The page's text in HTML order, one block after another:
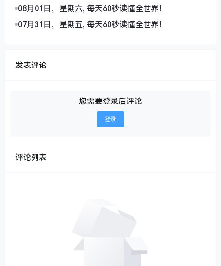
08月01日，星期六, 每天60秒读懂全世界！
07月31日，星期五, 每天60秒读懂全世界！
发表评论
您需要登录后评论
登录
评论列表